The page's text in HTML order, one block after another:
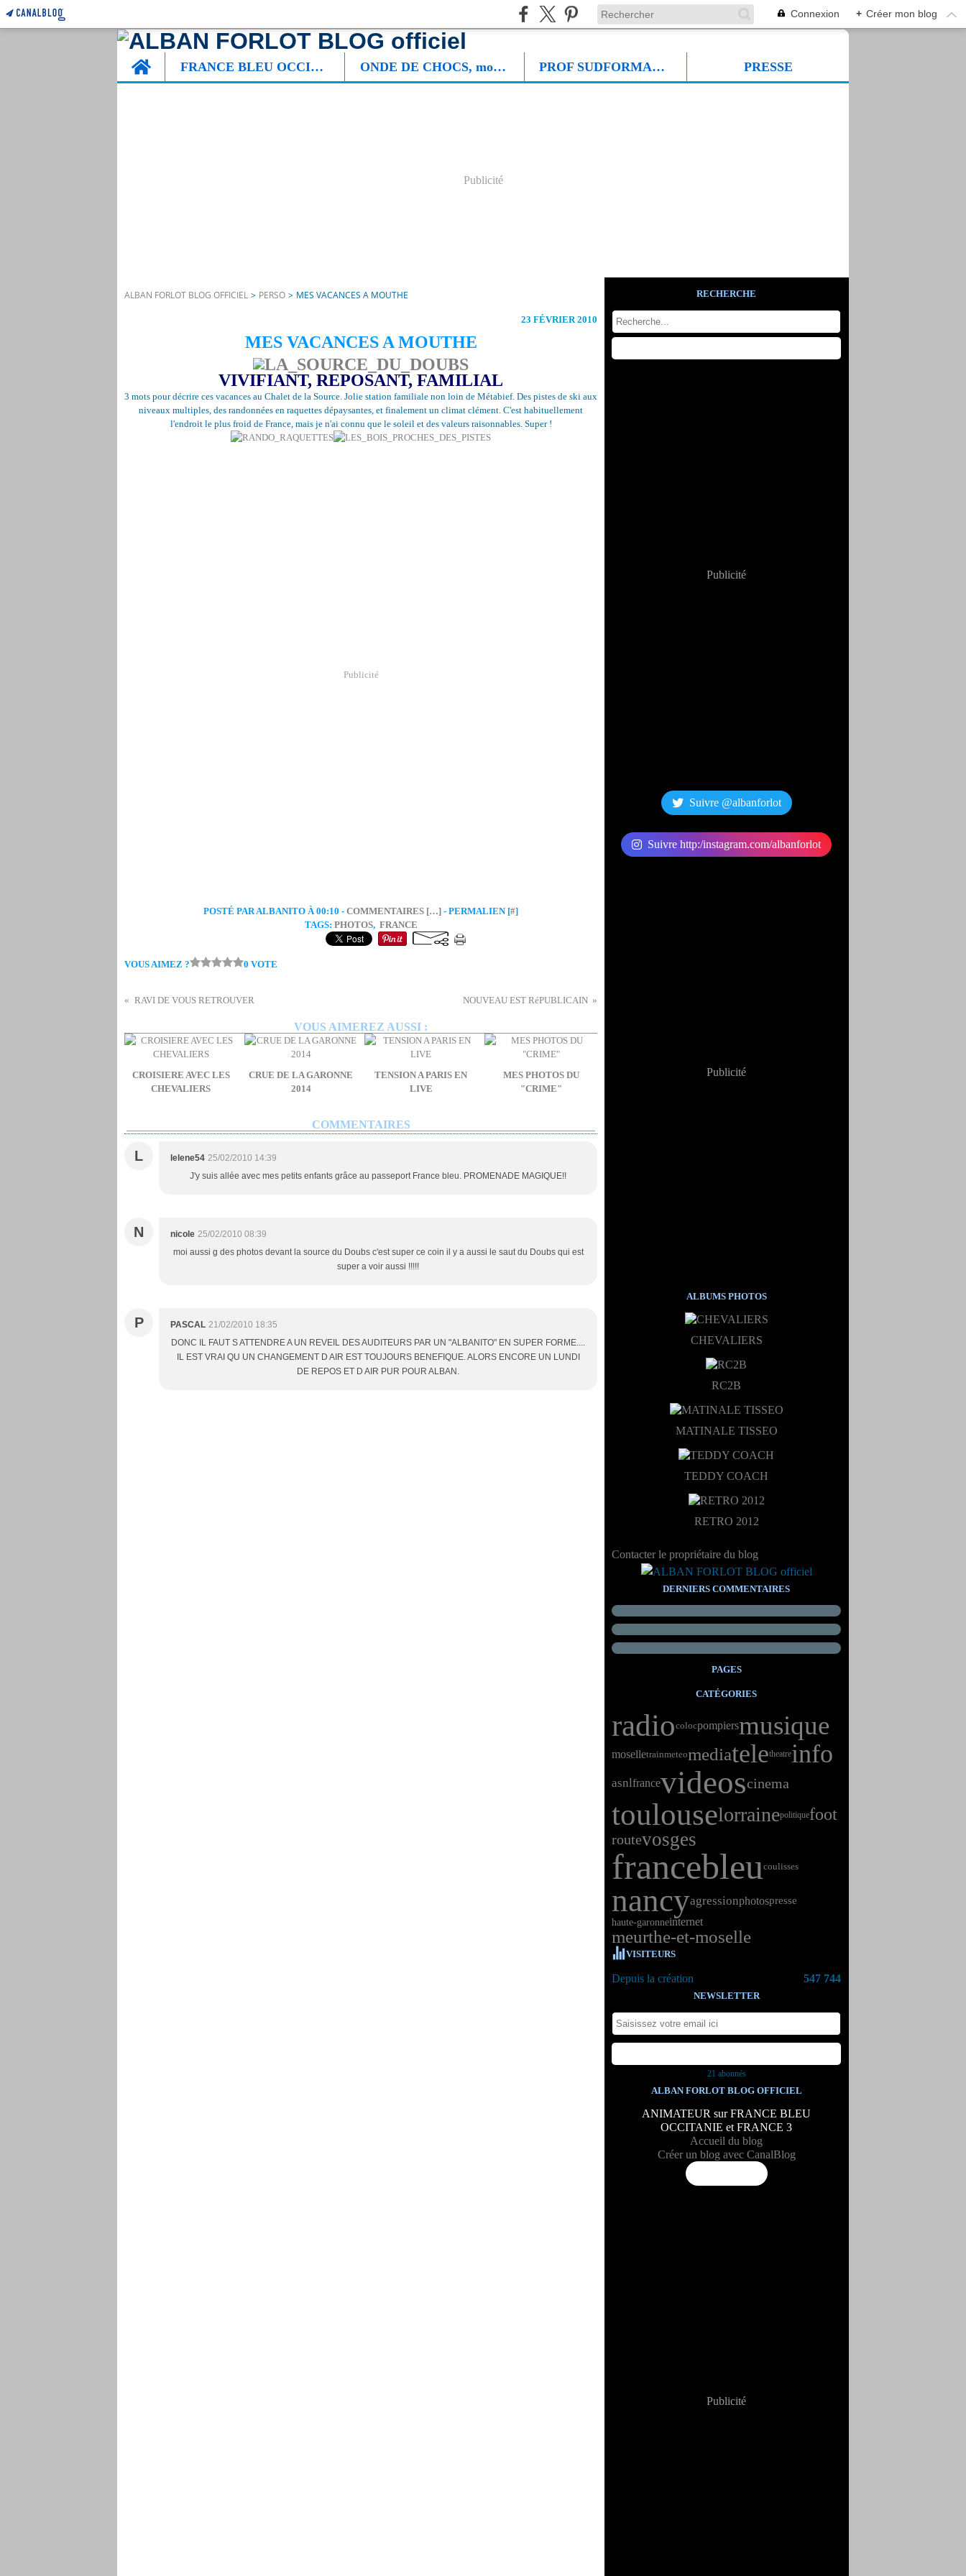
Connexion + Créer mon blog
Home
FRANCE BLEU OCCITANIE ONDE DE CHOCS, mon roman PROF SUDFORMADIA PRESSE
Publicité
ALBAN FORLOT BLOG OFFICIEL > PERSO > MES VACANCES A MOUTHE
23 FÉVRIER 2010
MES VACANCES A MOUTHE
VIVIFIANT, REPOSANT, FAMILIAL
3 mots pour décrire ces vacances au Chalet de la Source. Jolie station familiale non loin de Métabief. Des pistes de ski aux
niveaux multiples, des randonnées en raquettes dépaysantes, et finalement un climat clément. C'est habituellement
l'endroit le plus froid de France, mais je n'ai connu que le soleil et des valeurs raisonnables. Super !
Publicité
POSTÉ PAR ALBANITO À 00:10 - COMMENTAIRES […] - PERMALIEN [#]
TAGS: PHOTOS, FRANCE
VOUS AIMEZ ? 0 VOTE
RAVI DE VOUS RETROUVER NOUVEAU EST RéPUBLICAIN
VOUS AIMEREZ AUSSI :
CROISIERE AVEC LES
CHEVALIERS
CRUE DE LA GARONNE
2014
TENSION A PARIS EN
LIVE
MES PHOTOS DU
"CRIME"
COMMENTAIRES
L lelene54 25/02/2010 14:39
J'y suis allée avec mes petits enfants grâce au passeport France bleu. PROMENADE MAGIQUE!!
N nicole 25/02/2010 08:39
moi aussi g des photos devant la source du Doubs c'est super ce coin il y a aussi le saut du Doubs qui est
super a voir aussi !!!!!
P PASCAL 21/02/2010 18:35
DONC IL FAUT S ATTENDRE A UN REVEIL DES AUDITEURS PAR UN "ALBANITO" EN SUPER FORME....
IL EST VRAI QU UN CHANGEMENT D AIR EST TOUJOURS BENEFIQUE. ALORS ENCORE UN LUNDI
DE REPOS ET D AIR PUR POUR ALBAN.
RECHERCHE
Publicité
Suivre @albanforlot
Suivre http:/instagram.com/albanforlot
Publicité
ALBUMS PHOTOS
CHEVALIERS
RC2B
MATINALE TISSEO
TEDDY COACH
RETRO 2012
Contacter le propriétaire du blog
DERNIERS COMMENTAIRES
PAGES
CATÉGORIES
radiocolocpompiersmusique
moselletrainmeteomediateletheatreinfo
asnlfrancevideoscinema
toulouselorrainepolitiquefoot
routevosges
francebleucoulisses
nancyagressionphotospresse
haute-garonneinternet
meurthe-et-moselle
VISITEURS
Depuis la création 547 744
NEWSLETTER
21 abonnés
ALBAN FORLOT BLOG OFFICIEL
ANIMATEUR sur FRANCE BLEU
OCCITANIE et FRANCE 3
Accueil du blog
Créer un blog avec CanalBlog
Publicité